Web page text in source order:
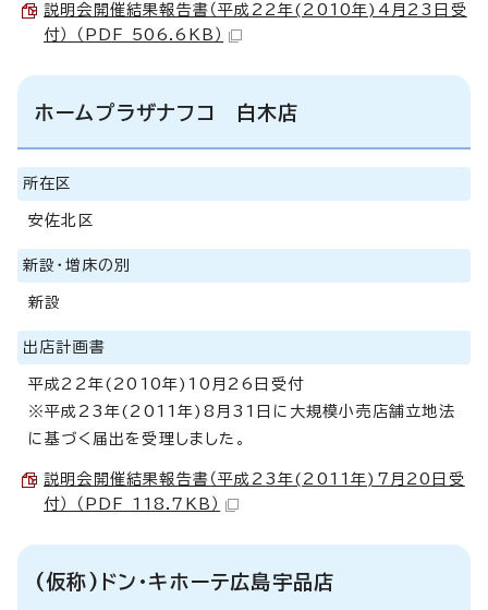
説明会開催結果報告書（平成22年(2010年)4月23日受
付） （PDF 506.6KB）
ホームプラザナフコ 白木店
所在区
安佐北区
新設・増床の別
新設
出店計画書
平成22年(2010年)10月26日受付
※平成23年(2011年)8月31日に大規模小売店舗立地法
に基づく届出を受理しました。
説明会開催結果報告書（平成23年(2011年)7月20日受
付） （PDF 118.7KB）
(仮称)ドン・キホーテ広島宇品店